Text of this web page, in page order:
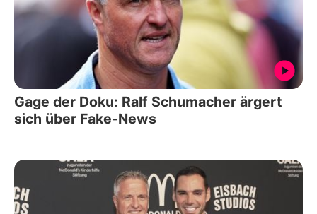
Gage der Doku: Ralf Schumacher ärgert
sich über Fake-News